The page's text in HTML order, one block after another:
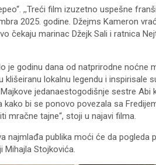
,,Treći film izuzetno uspešne
2025. godine. Džejms Kameron
čekaju marinac Džejk Sali i ratnica
je godinu dana od natprirodne noćne
lokalnu legendu i inspirisale
jedanaestogodišnje sestre Abi
bi se ponovo povezala sa
mračne tajne“, stoji u najavi filma.
najmlađa publika moći će da pogleda
Mihajla Stojkovića.